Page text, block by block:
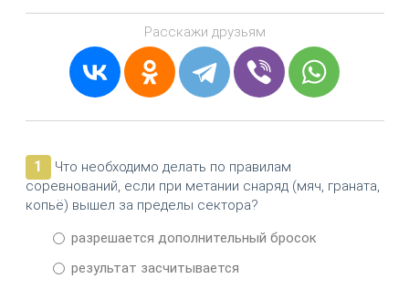
Расскажи друзьям
1
Что необходимо делать по правилам
соревнований, если при метании снаряд (мяч, граната,
копьё) вышел за пределы сектора?
разрешается дополнительный бросок
результат засчитывается